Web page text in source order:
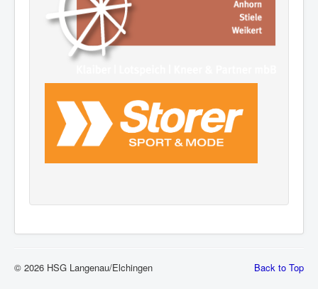
Back to Top
© 2026 HSG Langenau/Elchingen